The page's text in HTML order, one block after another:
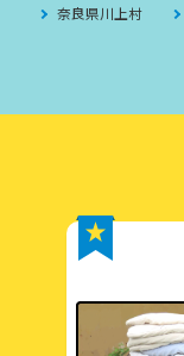
奈良県川上村